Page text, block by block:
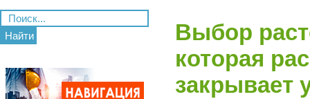
Найти
Выбор
которая
закрывает